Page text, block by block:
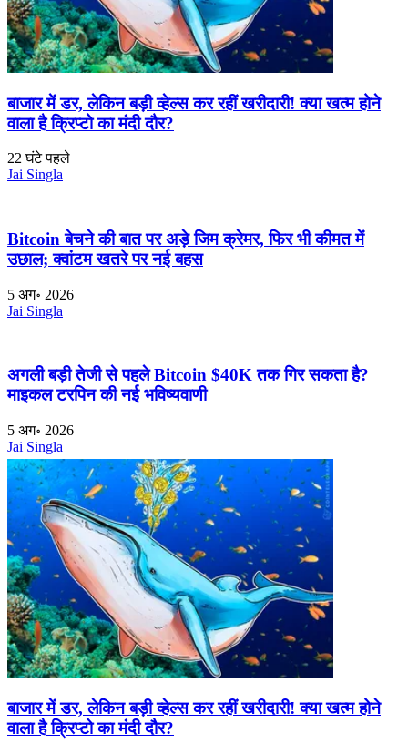
बाजार में डर, लेकिन बड़ी व्हेल्स कर रहीं खरीदारी! क्या खत्म होने
वाला है क्रिप्टो का मंदी दौर?
22 घंटे पहले
Jai Singla
Bitcoin बेचने की बात पर अड़े जिम क्रेमर, फिर भी कीमत में
उछाल; क्वांटम खतरे पर नई बहस
5 अग॰ 2026
Jai Singla
अगली बड़ी तेजी से पहले Bitcoin $40K तक गिर सकता है?
माइकल टरपिन की नई भविष्यवाणी
5 अग॰ 2026
Jai Singla
बाजार में डर, लेकिन बड़ी व्हेल्स कर रहीं खरीदारी! क्या खत्म होने
वाला है क्रिप्टो का मंदी दौर?